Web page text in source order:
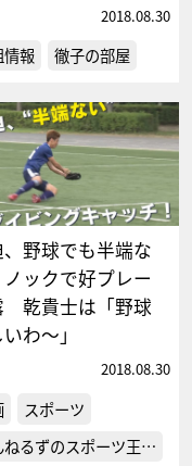
2018.08.30
情報 徹子の部屋
野球でも半端な
ノックで好プレー
乾貴士は「野球
わ～」
2018.08.30
スポーツ
ねるずのスポーツ王…